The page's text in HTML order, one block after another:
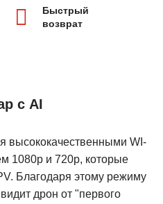
Быстрый
возврат
с AI
высококачественными WI-
1080р и 720p, которые
Благодаря этому режиму
дрон от "первого